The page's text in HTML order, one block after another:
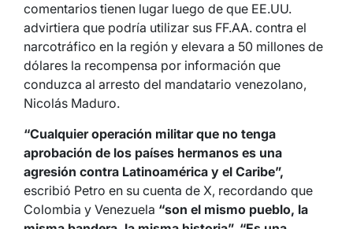
comentarios tienen lugar luego de que EE.UU.
advirtiera que podría utilizar sus FF.AA. contra el
narcotráfico en la región y elevara a 50 millones de
dólares la recompensa por información que
conduzca al arresto del mandatario venezolano,
Nicolás Maduro.
“Cualquier operación militar que no tenga
aprobación de los países hermanos es una
agresión contra Latinoamérica y el Caribe”,
escribió Petro en su cuenta de X, recordando que
Colombia y Venezuela “son el mismo pueblo, la